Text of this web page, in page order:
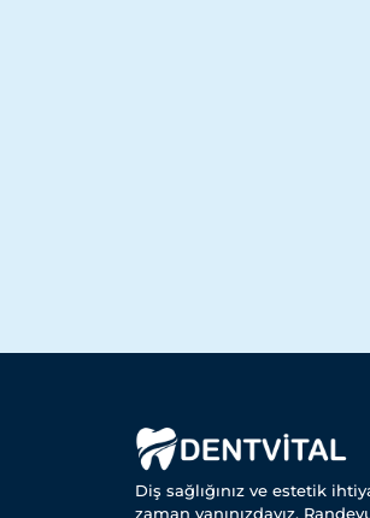
Diş sağlığınız ve estetik
zaman yanınızdayız.